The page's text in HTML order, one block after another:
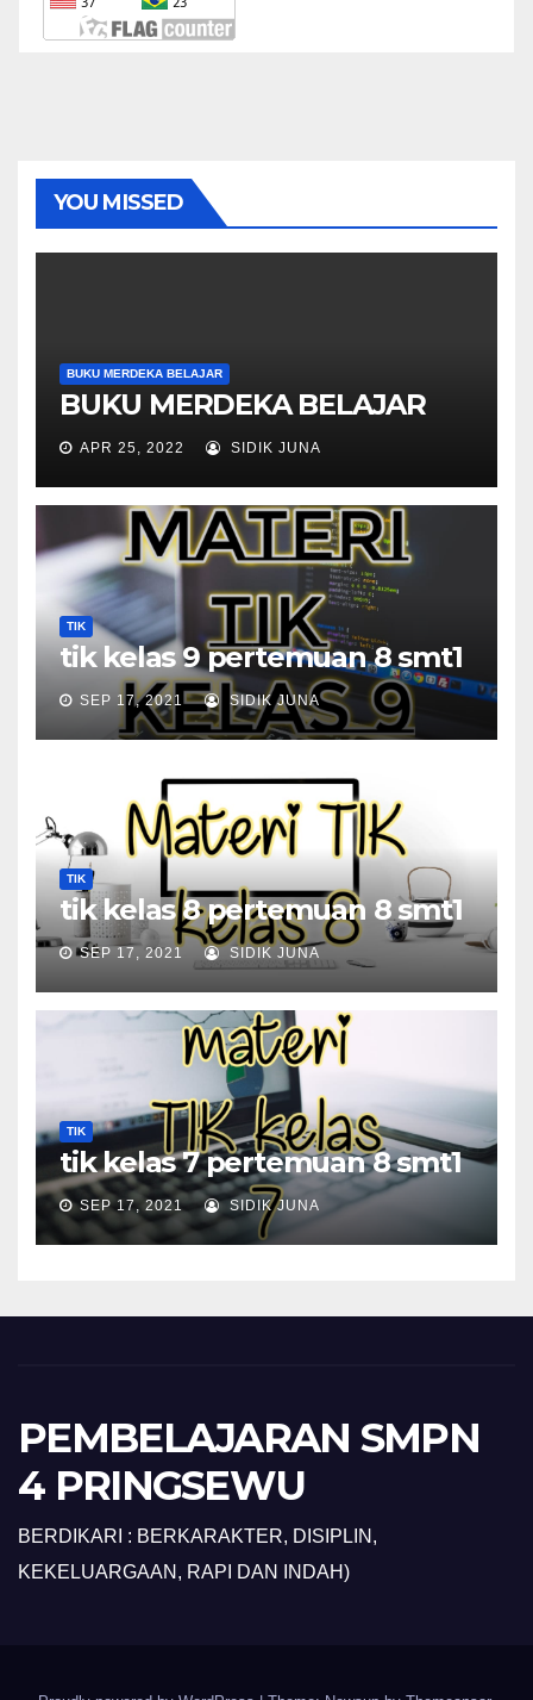
YOU MISSED
BUKU MERDEKA BELAJAR
BUKU MERDEKA BELAJAR
APR 25, 2022 SIDIK JUNA
TIK
tik kelas 9 pertemuan 8 smt1
SEP 17, 2021 SIDIK JUNA
TIK
tik kelas 8 pertemuan 8 smt1
SEP 17, 2021 SIDIK JUNA
TIK
tik kelas 7 pertemuan 8 smt1
SEP 17, 2021 SIDIK JUNA
PEMBELAJARAN SMPN
4 PRINGSEWU
BERDIKARI : BERKARAKTER, DISIPLIN,
KEKELUARGAAN, RAPI DAN INDAH)